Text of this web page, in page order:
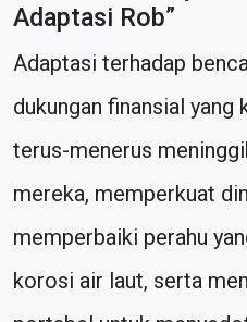
Adaptasi Rob”
Adaptasi terhadap
dukungan finansial yang
terus-menerus
mereka, memperkuat
memperbaiki perahu
korosi air laut, serta